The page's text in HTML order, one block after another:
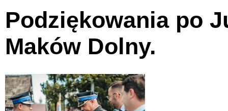
Podziękowania po
Maków Dolny.